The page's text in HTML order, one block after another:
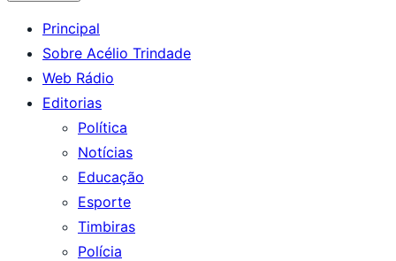
Principal
Sobre Acélio Trindade
Web Rádio
Editorias
Política
Notícias
Educação
Esporte
Timbiras
Polícia